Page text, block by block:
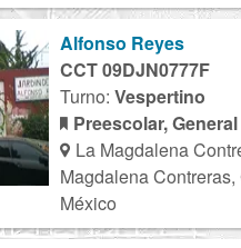
Alfonso Reyes
CCT 09DJN0777F
Turno: Vespertino
Preescolar, General
La Magdalena
Magdalena
México